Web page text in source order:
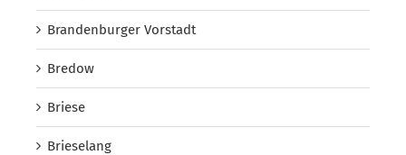
Brandenburger Vorstadt
Bredow
Briese
Brieselang